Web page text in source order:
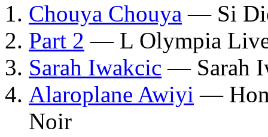
Chouya Chouya — Si
Part 2 — L Olympia
Sarah Iwakcic — Sarah
Alaroplane Awiyi —
Noir